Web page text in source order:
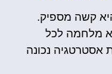
קשה מספיק.
מלחמה לכל
אסטרטגיה נכונה